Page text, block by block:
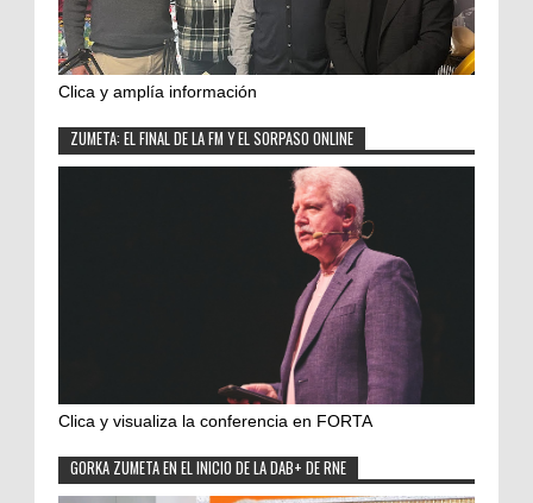
Clica y amplía información
ZUMETA: EL FINAL DE LA FM Y EL SORPASO ONLINE
Clica y visualiza la conferencia en FORTA
GORKA ZUMETA EN EL INICIO DE LA DAB+ DE RNE